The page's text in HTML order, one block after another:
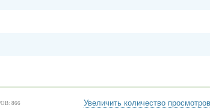
866 Увеличить количество просмотров